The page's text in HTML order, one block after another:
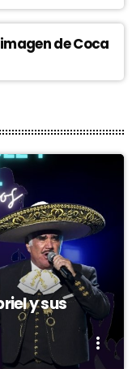
de Coca
y sus
more_vert